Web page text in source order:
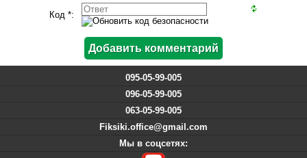
Код *:
095-05-99-005
096-05-99-005
063-05-99-005
Fiksiki.office@gmail.com
Мы в соцсетях: